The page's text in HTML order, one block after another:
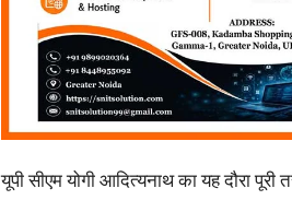
यूपी सीएम योगी आदित्यनाथ का यह दौरा